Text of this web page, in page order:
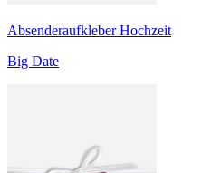
Absenderaufkleber Hochzeit
Big Date